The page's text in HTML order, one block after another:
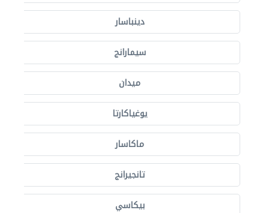
دينباسار
سيمارانج
ميدان
يوغياكارتا
ماكاسار
تانجيرانج
بيكاسي